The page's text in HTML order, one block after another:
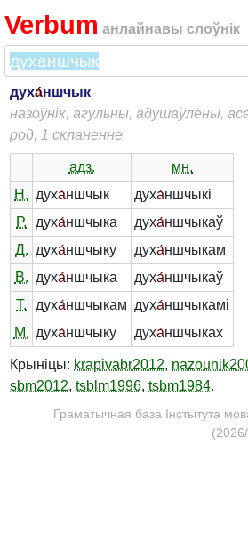
Verbum анлайнавы слоўнік
духа́ншчык
назоўнік, агульны, адушаўлёны,
род, 1 скланенне
адз.
мн.
Н. духа́ншчык духа́ншчыкі
Р.
духа́ншчыка духа́ншчыкаў
Д. духа́ншчыку духа́ншчыкам
В. духа́ншчыка духа́ншчыкаў
Т.
духа́ншчыкам духа́ншчыкамі
М. духа́ншчыку духа́ншчыках
Крыніцы: krapivabr2012,
sbm2012, tsblm1996, tsbm1984.
Граматычная база Інстытута